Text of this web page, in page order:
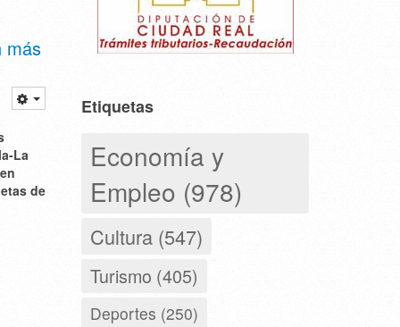
más
La
de
Etiquetas
Economía y
Empleo (978)
Cultura (547)
Turismo (405)
Deportes (250)